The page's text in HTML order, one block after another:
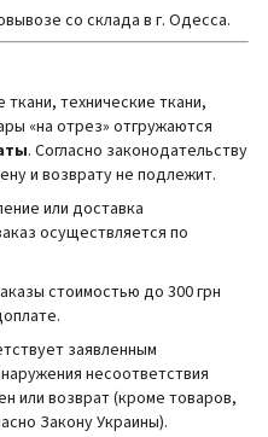
со склада в г. Одесса.
технические ткани,
«на отрез» отгружаются
. Согласно законодательству
и возврату не подлежит.
или доставка
осуществляется по
стоимостью до 300 грн
заявленным
несоответствия
или возврат (кроме товаров,
Закону Украины).